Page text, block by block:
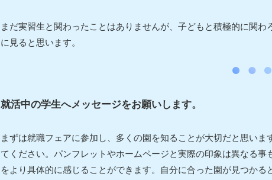
まだ実習生と関わったことはありませんが、子どもと積極的に関
に見ると思います。
就活中の学生へメッセージをお願いします。
まずは就職フェアに参加し、多くの園を知ることが大切だと思い
てください。パンフレットやホームページと実際の印象は異なる
をより具体的に感じることができます。自分に合った園が見つか